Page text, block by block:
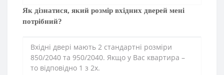
Як дізнатися, який розмір вхідних дверей мені
потрібний?
Вхідні двері мають 2 стандартні розміри
850/2040 та 950/2040. Якщо у Вас квартира –
то відповідно 1 з 2х.